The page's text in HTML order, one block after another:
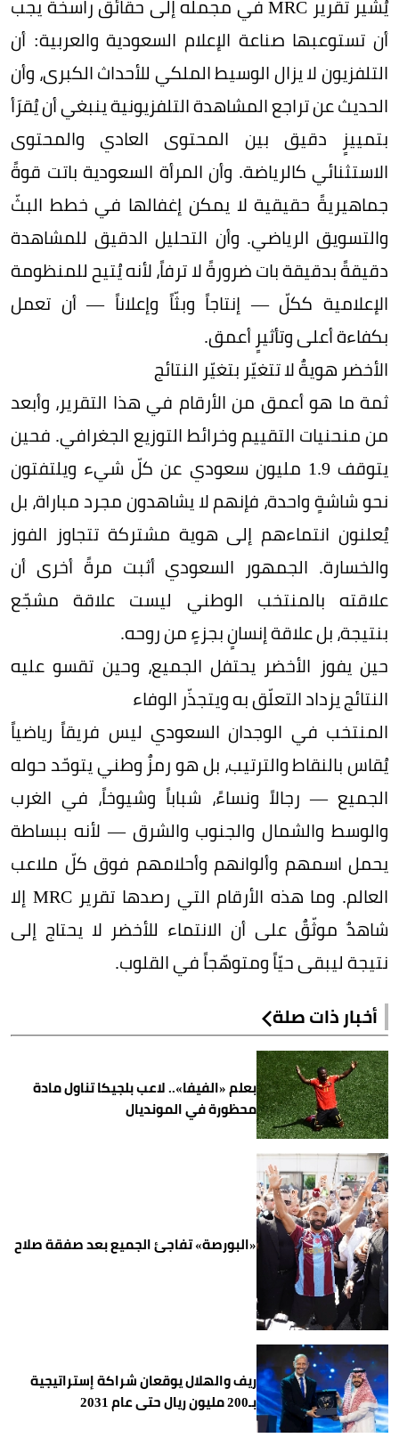
يُشير تقرير MRC في مجمله إلى حقائق راسخة يجب
أن تستوعبها صناعة الإعلام السعودية والعربية: أن
التلفزيون لا يزال الوسيط الملكي للأحداث الكبرى، وأن
الحديث عن تراجع المشاهدة التلفزيونية ينبغي أن يُقرَأ
بتمييزٍ دقيق بين المحتوى العادي والمحتوى
الاستثنائي كالرياضة. وأن المرأة السعودية باتت قوةً
جماهيريةً حقيقية لا يمكن إغفالها في خطط البثّ
والتسويق الرياضي. وأن التحليل الدقيق للمشاهدة
دقيقةً بدقيقة بات ضرورةً لا ترفاً، لأنه يُتيح للمنظومة
الإعلامية ككلّ — إنتاجاً وبثّاً وإعلاناً — أن تعمل
بكفاءة أعلى وتأثيرٍ أعمق.
الأخضر هويةٌ لا تتغيّر بتغيّر النتائج
ثمة ما هو أعمق من الأرقام في هذا التقرير، وأبعد
من منحنيات التقييم وخرائط التوزيع الجغرافي. فحين
يتوقف 1.9 مليون سعودي عن كلّ شيء ويلتفتون
نحو شاشةٍ واحدة، فإنهم لا يشاهدون مجرد مباراة، بل
يُعلنون انتماءهم إلى هوية مشتركة تتجاوز الفوز
والخسارة. الجمهور السعودي أثبت مرةً أخرى أن
علاقته بالمنتخب الوطني ليست علاقة مشجّع
بنتيجة، بل علاقة إنسانٍ بجزءٍ من روحه.
حين يفوز الأخضر يحتفل الجميع، وحين تقسو عليه
النتائج يزداد التعلّق به ويتجذّر الوفاء
المنتخب في الوجدان السعودي ليس فريقاً رياضياً
يُقاس بالنقاط والترتيب، بل هو رمزٌ وطني يتوحّد حوله
الجميع — رجالاً ونساءً، شباباً وشيوخاً، في الغرب
والوسط والشمال والجنوب والشرق — لأنه ببساطة
يحمل اسمهم وألوانهم وأحلامهم فوق كلّ ملاعب
العالم. وما هذه الأرقام التي رصدها تقرير MRC إلا
شاهدٌ موثّقٌ على أن الانتماء للأخضر لا يحتاج إلى
نتيجة ليبقى حيّاً ومتوهّجاً في القلوب.
أخبار ذات صلة
بعلم «الفيفا».. لاعب بلجيكا تناول مادة
محظورة في المونديال
«البورصة» تفاجئ الجميع بعد صفقة صلاح
ريف والهلال يوقعان شراكة إستراتيجية
بـ200 مليون ريال حتى عام 2031